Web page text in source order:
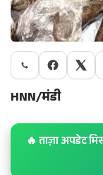
HNN/मंडी
🔥 ताज़ा अपडेट